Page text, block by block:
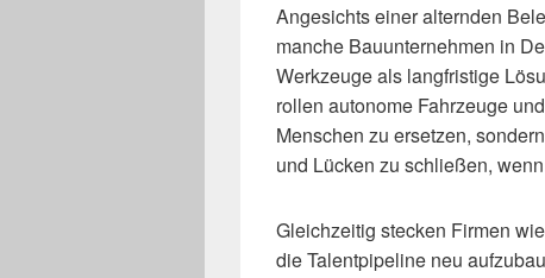
Angesichts einer alternden
manche Bauunternehmen in
Werkzeuge als langfristige
rollen autonome Fahrzeuge
Menschen zu ersetzen,
und Lücken zu schließen,
Gleichzeitig stecken Firmen
die Talentpipeline neu